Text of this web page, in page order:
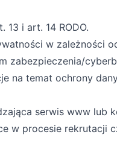
i art. 14 RODO.
w zależności
zabezpieczenia/
na temat ochrony
serwis www lub
w procesie rekrutacji